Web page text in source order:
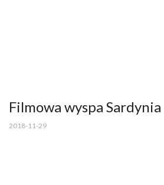
Filmowa wyspa Sardynia
2018-11-29